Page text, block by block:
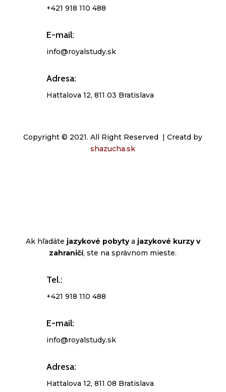
+421 918 110 488
E-mail:
info@royalstudy.sk
Adresa:
Hattalova 12, 811 03 Bratislava
Copyright © 2021. All Right Reserved | Creatd by
shazucha.sk
Ak hľadáte jazykové pobyty a jazykové kurzy v
zahraničí, ste na správnom mieste.
Tel.:
+421 918 110 488
E-mail:
info@royalstudy.sk
Adresa:
Hattalova 12, 811 08 Bratislava